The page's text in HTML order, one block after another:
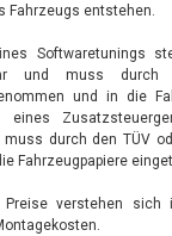
Fahrzeugs entstehen.
Softwaretunings
und muss durch
und in die
eines
durch den TÜV
Fahrzeugpapiere
Preise verstehen sich